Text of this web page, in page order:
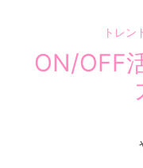
トレン
ON/OFF